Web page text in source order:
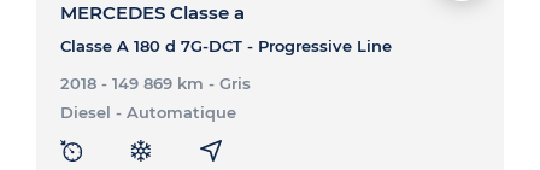
MERCEDES Classe a
Classe A 180 d 7G-DCT - Progressive Line
2018 - 149 869 km - Gris
Diesel - Automatique